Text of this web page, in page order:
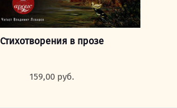
Стихотворения в прозе
159,00 руб.